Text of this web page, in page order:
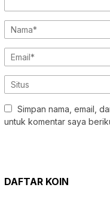
Simpan nama, email,
untuk komentar saya
DAFTAR KOIN